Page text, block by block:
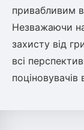
привабливим
Незважаючи
захисту від
всі
поціновувачів